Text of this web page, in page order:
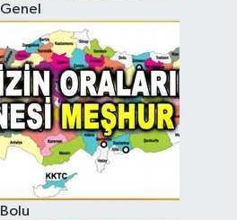
Genel
Bolu